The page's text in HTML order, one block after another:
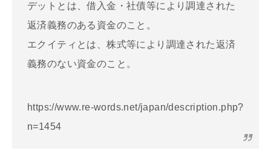
デットとは、借入金・社債等により調達された
返済義務のある資金のこと。
エクイティとは、株式等により調達された返済
義務のない資金のこと。
https://www.re-words.net/japan/description.php?
n=1454